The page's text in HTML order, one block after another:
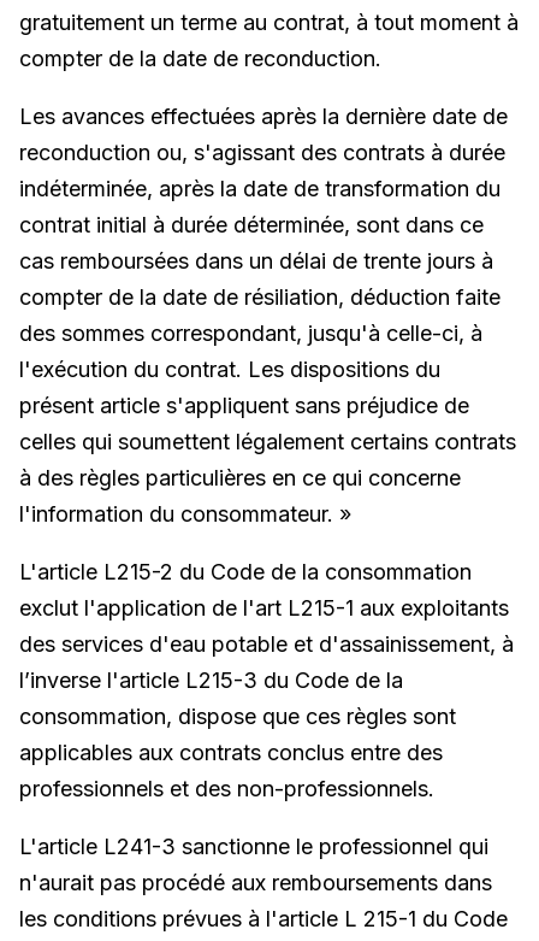
gratuitement un terme au contrat, à tout moment à
compter de la date de reconduction.
Les avances effectuées après la dernière date de
reconduction ou, s'agissant des contrats à durée
indéterminée, après la date de transformation du
contrat initial à durée déterminée, sont dans ce
cas remboursées dans un délai de trente jours à
compter de la date de résiliation, déduction faite
des sommes correspondant, jusqu'à celle-ci, à
l'exécution du contrat. Les dispositions du
présent article s'appliquent sans préjudice de
celles qui soumettent légalement certains contrats
à des règles particulières en ce qui concerne
l'information du consommateur. »
L'article L215-2 du Code de la consommation
exclut l'application de l'art L215-1 aux exploitants
des services d'eau potable et d'assainissement, à
l’inverse l'article L215-3 du Code de la
consommation, dispose que ces règles sont
applicables aux contrats conclus entre des
professionnels et des non-professionnels.
L'article L241-3 sanctionne le professionnel qui
n'aurait pas procédé aux remboursements dans
les conditions prévues à l'article L 215-1 du Code